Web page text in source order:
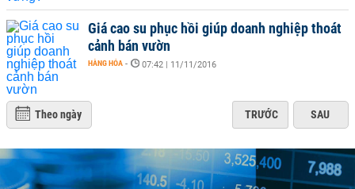
Giá cao su phục hồi giúp doanh nghiệp thoát
cảnh bán vườn
HÀNG HÓA - 07:42 | 11/11/2016
Theo ngày TRƯỚC SAU